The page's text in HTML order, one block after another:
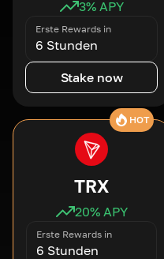
3% APY
Erste Rewards in
6 Stunden
Stake now
HOT
TRX
20% APY
Erste Rewards in
6 Stunden